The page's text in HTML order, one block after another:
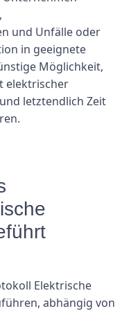
und Unfälle oder
in geeignete
Möglichkeit,
elektrischer
letztendlich Zeit
Elektrische
abhängig von